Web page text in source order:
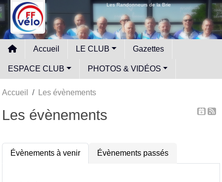
Les Randonneurs de la Brie
Accueil LE CLUB Gazettes
ESPACE CLUB PHOTOS & VIDÉOS
Accueil Les évènements
Les évènements
Évènements à venir Évènements passés
Panneau de gestion des cookies